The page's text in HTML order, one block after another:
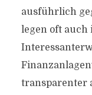
ausführlich
legen oft auch
transparenter